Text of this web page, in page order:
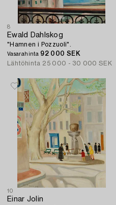
8
Ewald Dahlskog
"Hamnen i Pozzuoli".
Vasarahinta 92 000 SEK
Lähtöhinta 25 000 - 30 000 SEK
10
Einar Jolin